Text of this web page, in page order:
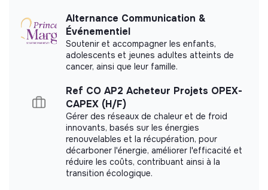
Documents
Alternance Communication &
Événementiel
Soutenir et accompagner les enfants,
adolescents et jeunes adultes atteints de
cancer, ainsi que leur famille.
Ref CO AP2 Acheteur Projets OPEX-
CAPEX (H/F)
Gérer des réseaux de chaleur et de froid
innovants, basés sur les énergies
renouvelables et la récupération, pour
décarboner l'énergie, améliorer l'efficacité et
réduire les coûts, contribuant ainsi à la
transition écologique.